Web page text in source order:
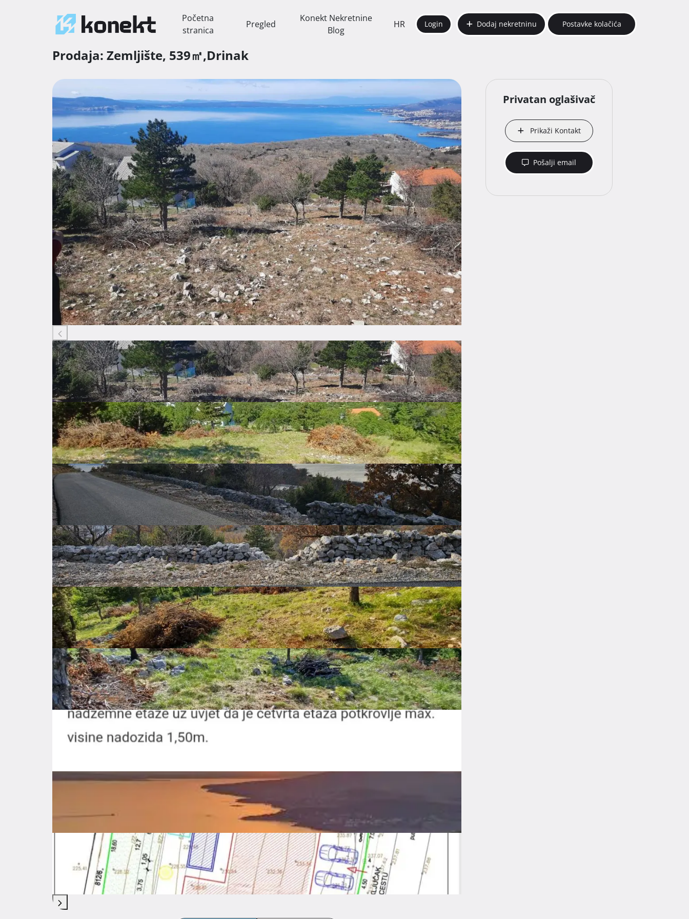
Početna
stranica
Pregled
Konekt Nekretnine
Blog
HR Login Dodaj nekretninu Postavke kolačića
Prodaja: Zemljište, 539㎡,Drinak
Šifra oglasa: 79337825
Primorsko-goranska županija
93.000 €
Opis
Građevinsko zemljište pravilnog oblika sa panoramskim pogledom. Do zemljišta vodi asfaltni put. Izrađen
je idejni projekt za stambenu jedinicu sa bazenom i potpornim zidovima
Prikaži više
Osnovne značajke
Općenito o nekretnini
Cijena
93.000 €
Cijena po kvadratu
173 €
Površina zemljišta
539 ㎡
Troškovi
Privatan oglašivač
Prikaži Kontakt
Pošalji email